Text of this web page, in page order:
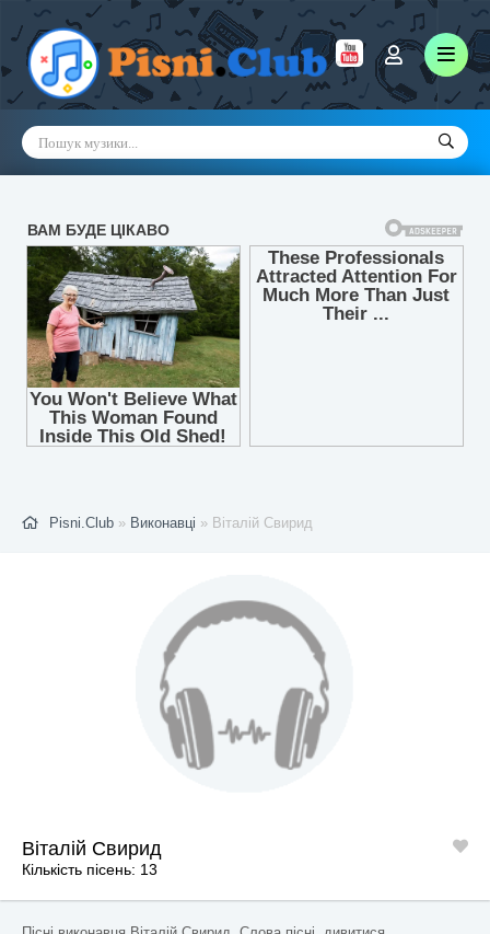
Pisni.Club » Виконавці » Віталій Свирид
Віталій Свирид
Кількість пісень: 13